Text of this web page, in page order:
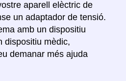
aparell elèctric de
un adaptador de tensió.
amb un dispositiu
dispositiu mèdic,
demanar més ajuda